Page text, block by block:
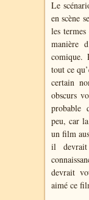
Le
en scène
les
manière
comique.
tout ce
certain
obscurs
probable
peu, car
un film
il devrait
devrait
aimé ce